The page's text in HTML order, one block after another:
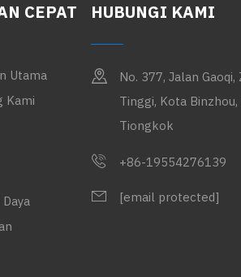
CEPAT
Utama
Kami
HUBUNGI KAMI
No. 377, Jalan
Tinggi, Kota
Tiongkok
+86-19554276139
[email protected]